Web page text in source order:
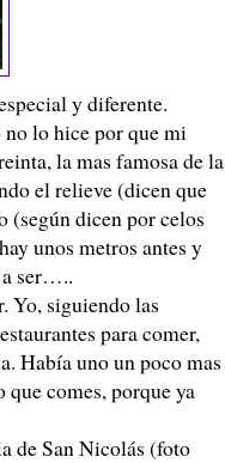
y diferente.
no lo hice por que mi
la mas famosa de la
el relieve (dicen que
(según dicen por celos
unos metros antes y
a ser…..
Yo, siguiendo las
para comer,
Había uno un poco mas
comes, porque ya
de San Nicolás (foto